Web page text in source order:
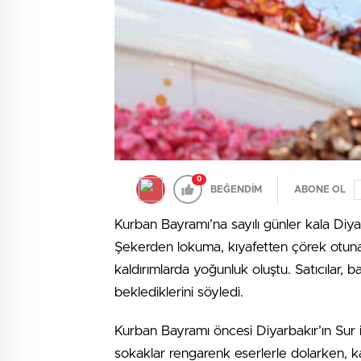
0
BEĞENDİM ABONE OL
Kurban Bayramı’na sayılı günler kala
Şekerden lokuma, kıyafetten çörek
kaldırımlarda yoğunluk oluştu. Satıcılar,
beklediklerini söyledi.
Kurban Bayramı öncesi Diyarbakır’ın
sokaklar rengarenk eserlerle dolarken,